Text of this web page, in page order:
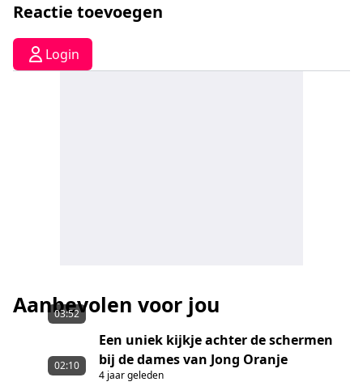
Reactie toevoegen
Login
Aanbevolen voor jou
03:52
Een uniek kijkje achter de schermen
bij de dames van Jong Oranje
4 jaar geleden
02:10